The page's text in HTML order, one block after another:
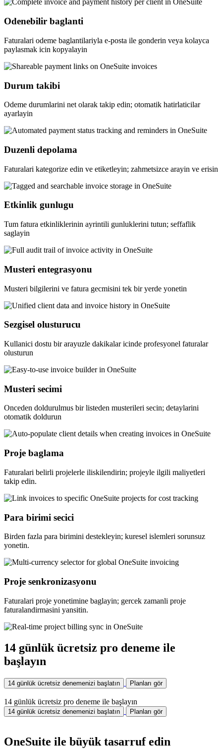
Odenebilir baglanti
Faturalari odeme baglantilariyla e-posta ile gonderin veya kolayca
paylasmak icin kopyalayin
Durum takibi
Odeme durumlarini net olarak takip edin; otomatik hatirlaticilar
ayarlayin
Duzenli depolama
Faturalari kategorize edin ve etiketleyin; zahmetsizce arayin ve erisin
Etkinlik gunlugu
Tum fatura etkinliklerinin ayrintili gunluklerini tutun; seffaflik
saglayin
Musteri entegrasyonu
Musteri bilgilerini ve fatura gecmisini tek bir yerde yonetin
Sezgisel olusturucu
Kullanici dostu bir arayuzle dakikalar icinde profesyonel faturalar
olusturun
Musteri secimi
Onceden doldurulmus bir listeden musterileri secin; detaylarini
otomatik doldurun
Proje baglama
Faturalari belirli projelerle iliskilendirin; projeyle ilgili maliyetleri
takip edin.
Para birimi secici
Birden fazla para birimini destekleyin; kuresel islemleri sorunsuz
yonetin.
Proje senkronizasyonu
Faturalari proje yonetimine baglayin; gercek zamanli proje
faturalandirmasini yansitin.
14 günlük ücretsiz pro deneme ile
başlayın
14 günlük ücretsiz denemenizi başlatın Planları gör
14 günlük ücretsiz pro deneme ile başlayın
14 günlük ücretsiz denemenizi başlatın Planları gör
OneSuite ile büyük tasarruf edin